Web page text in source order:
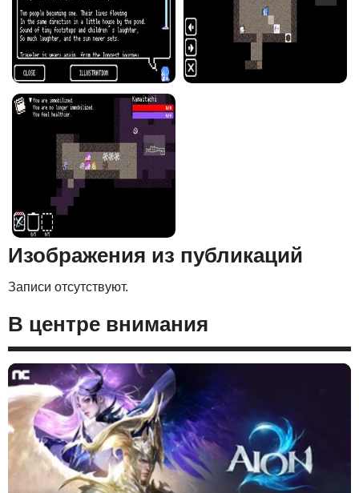
Изображения из публикаций
Записи отсутствуют.
В центре внимания